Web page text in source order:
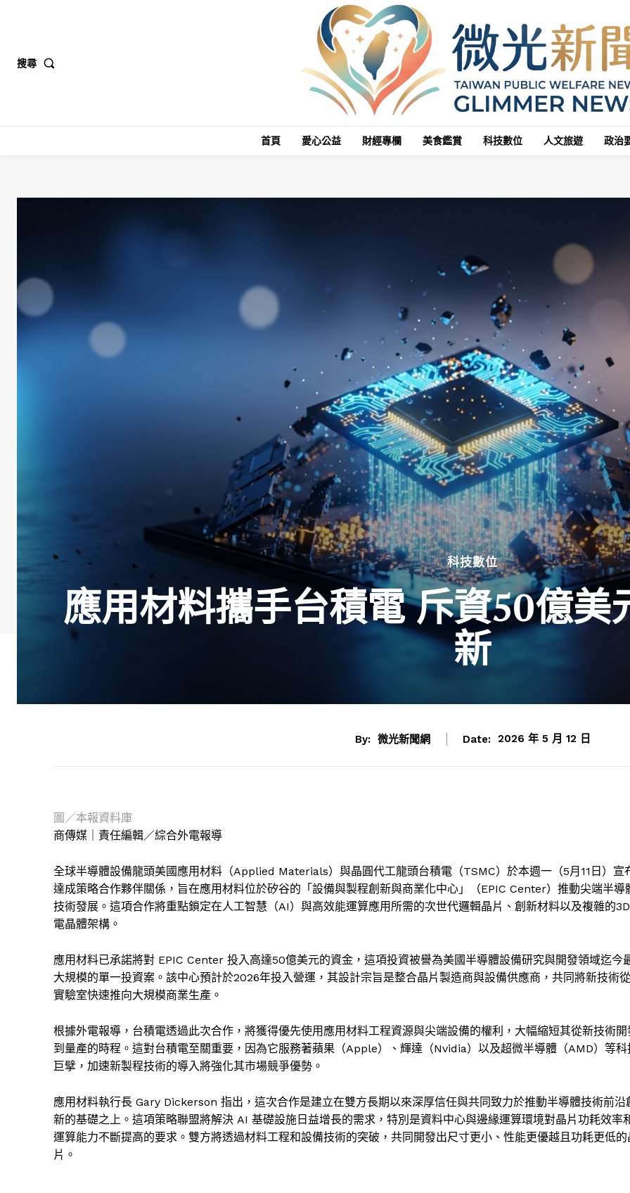
搜尋
首頁 愛心公益 財經專欄 美食鑑賞 科技數位 人文旅遊 政治
科技數位
應用材料攜手台積電 斥資50億
新
By: 微光新聞網 Date: 2026 年 5 月 12 日
圖／本報資料庫
商傳媒｜責任編輯／綜合外電報導
全球半導體設備龍頭美國應用材料（Applied Materials）與晶圓代工龍頭台積電（TSMC）於本週一（5月11日）宣
達成策略合作夥伴關係，旨在應用材料位於矽谷的「設備與製程創新與商業化中心」（EPIC Center）推動尖端半導
技術發展。這項合作將重點鎖定在人工智慧（AI）與高效能運算應用所需的次世代邏輯晶片、創新材料以及複雜的3D
電晶體架構。
應用材料已承諾將對 EPIC Center 投入高達50億美元的資金，這項投資被譽為美國半導體設備研究與開發領域迄今
大規模的單一投資案。該中心預計於2026年投入營運，其設計宗旨是整合晶片製造商與設備供應商，共同將新技術從
實驗室快速推向大規模商業生產。
根據外電報導，台積電透過此次合作，將獲得優先使用應用材料工程資源與尖端設備的權利，大幅縮短其從新技術開
到量產的時程。這對台積電至關重要，因為它服務著蘋果（Apple）、輝達（Nvidia）以及超微半導體（AMD）等科
巨擘，加速新製程技術的導入將強化其市場競爭優勢。
應用材料執行長 Gary Dickerson 指出，這次合作是建立在雙方長期以來深厚信任與共同致力於推動半導體技術前沿
新的基礎之上。這項策略聯盟將解決 AI 基礎設施日益增長的需求，特別是資料中心與邊緣運算環境對晶片功耗效率
運算能力不斷提高的要求。雙方將透過材料工程和設備技術的突破，共同開發出尺寸更小、性能更優越且功耗更低的
片。